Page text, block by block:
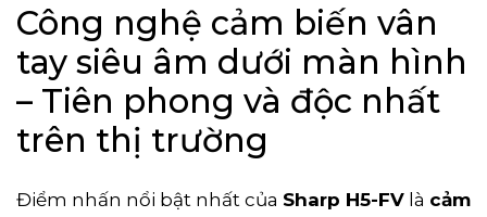
Công nghệ cảm biến vân
tay siêu âm dưới màn hình
– Tiên phong và độc nhất
trên thị trường
Điểm nhấn nổi bật nhất của Sharp H5-FV là cảm